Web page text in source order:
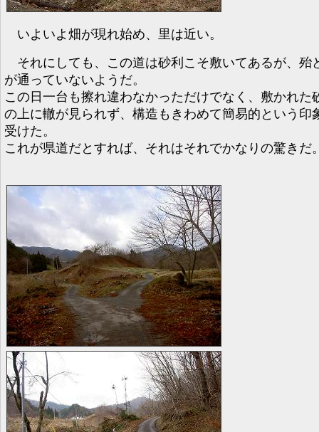
いよいよ畑が現れ始め、里は近い。
それにしても、この道は砂利こそ敷いてあるが、殆
が通っていないようだ。
この日一台も擦れ違わなかっただけでなく、敷かれた
の上に轍が見られず、構造もきわめて簡易的という印
受けた。
これが県道だとすれば、それはそれでかなりの驚きだ